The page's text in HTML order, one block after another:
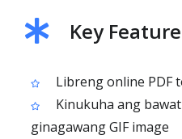
Key
Libreng online PDF
Kinukuha ang
ginagawang GIF image